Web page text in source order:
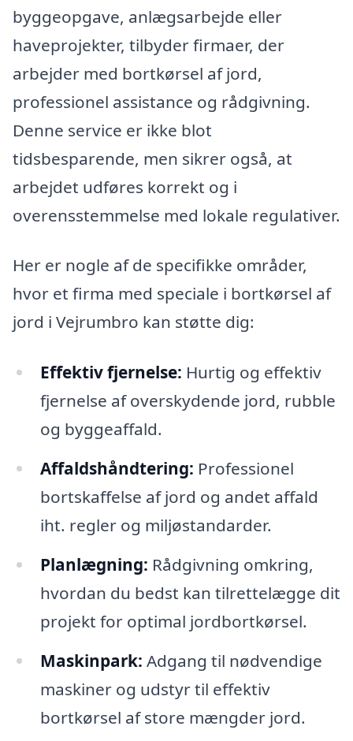
byggeopgave, anlægsarbejde eller
haveprojekter, tilbyder firmaer, der
arbejder med bortkørsel af jord,
professionel assistance og rådgivning.
Denne service er ikke blot
tidsbesparende, men sikrer også, at
arbejdet udføres korrekt og i
overensstemmelse med lokale regulativer.
Her er nogle af de specifikke områder,
hvor et firma med speciale i bortkørsel af
jord i Vejrumbro kan støtte dig:
Effektiv fjernelse: Hurtig og effektiv
fjernelse af overskydende jord, rubble
og byggeaffald.
Affaldshåndtering: Professionel
bortskaffelse af jord og andet affald
iht. regler og miljøstandarder.
Planlægning: Rådgivning omkring,
hvordan du bedst kan tilrettelægge dit
projekt for optimal jordbortkørsel.
Maskinpark: Adgang til nødvendige
maskiner og udstyr til effektiv
bortkørsel af store mængder jord.